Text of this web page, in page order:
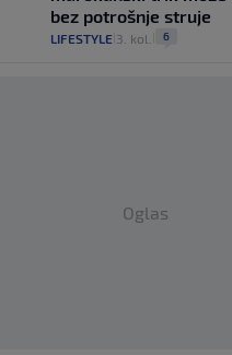
bez potrošnje struje
LIFESTYLE 3. kol. 6
Oglas